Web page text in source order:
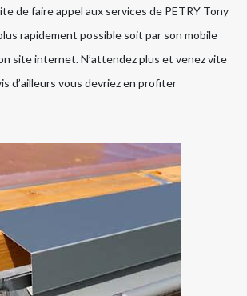
de faire appel aux services de PETRY Tony
rapidement possible soit par son mobile
site internet. N’attendez plus et venez vite
d’ailleurs vous devriez en profiter